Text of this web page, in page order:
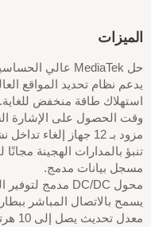
الميزات
حل MediaTek عالي الحساسية.
يدعم نظام تحديد المواقع العالمي 66
استهلاك طاقة منخفض للغاية.
وقت الحصول على الإشارة
مزود بـ 12 جهاز إلغاء تداخل نشط متعدد النغمات مدمج.
تنبؤ بالمدارات الهجينة
مسجل بيانات مدمج.
محول DC/DC مدمج لتوفير الطاقة.
يسمح بالاتصال المباشر
معدل تحديث يصل إلى 10 هرتز.